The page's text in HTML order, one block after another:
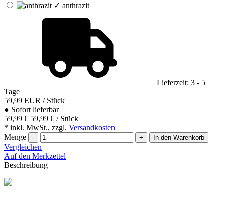
✓ anthrazit
Lieferzeit: 3 - 5
Tage
59,99 EUR / Stück
● Sofort lieferbar
59,99 € 59,99 € / Stück
* inkl. MwSt., zzgl. Versandkosten
Menge
- + In den Warenkorb
Vergleichen
Auf den Merkzettel
Beschreibung